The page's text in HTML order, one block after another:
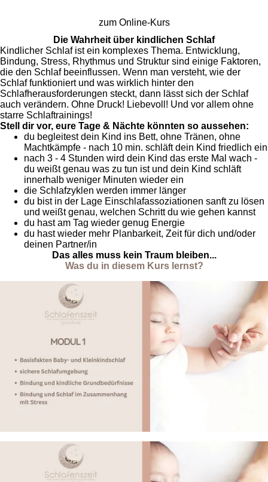
zum Online-Kurs
Die Wahrheit über kindlichen Schlaf
Kindlicher Schlaf ist ein komplexes Thema. Entwicklung,
Bindung, Stress, Rhythmus und Struktur sind einige Faktoren,
die den Schlaf beeinflussen. Wenn man versteht, wie der
Schlaf funktioniert und was wirklich hinter den
Schlafherausforderungen steckt, dann lässt sich der Schlaf
auch verändern. Ohne Druck! Liebevoll! Und vor allem ohne
starre Schlaftrainings!
Stell dir vor, eure Tage & Nächte könnten so aussehen:
du begleitest dein Kind ins Bett, ohne Tränen, ohne
Machtkämpfe - nach 10 min. schläft dein Kind friedlich ein
nach 3 - 4 Stunden wird dein Kind das erste Mal wach -
du weißt genau was zu tun ist und dein Kind schläft
innerhalb weniger Minuten wieder ein
die Schlafzyklen werden immer länger
du bist in der Lage Einschlafassoziationen sanft zu lösen
und weißt genau, welchen Schritt du wie gehen kannst
du hast am Tag wieder genug Energie
du hast wieder mehr Planbarkeit, Zeit für dich und/oder
deinen Partner/in
Das alles muss kein Traum bleiben...
Was du in diesem Kurs lernst?